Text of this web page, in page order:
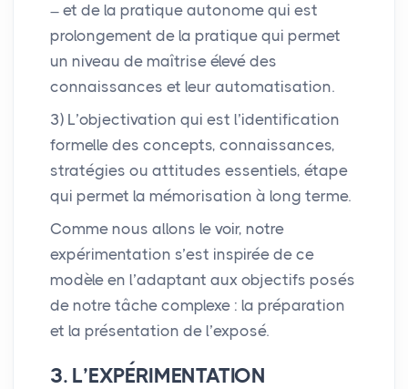
et de la pratique autonome qui est
prolongement de la pratique qui permet
un niveau de maîtrise élevé des
connaissances et leur automatisation.
3) L’objectivation qui est l’identification
formelle des concepts, connaissances,
stratégies ou attitudes essentiels, étape
qui permet la mémorisation à long terme.
Comme nous allons le voir, notre
expérimentation s’est inspirée de ce
modèle en l’adaptant aux objectifs posés
de notre tâche complexe : la préparation
et la présentation de l’exposé.
3. L’EXPÉRIMENTATION